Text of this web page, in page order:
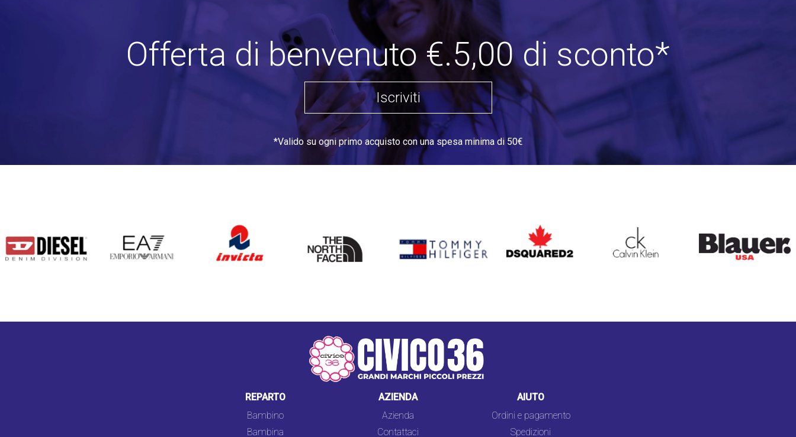
Offerta di benvenuto €.5,00 di sconto*
Iscriviti
*Valido su ogni primo acquisto con una spesa minima di 50€
INVICTA
NORTH
FACE
DSQUARED2 CALVIN KLEIN
REPARTO
Bambino
Bambina
AZIENDA
Azienda
Contattaci
AIUTO
Ordini e pagamento
Spedizioni